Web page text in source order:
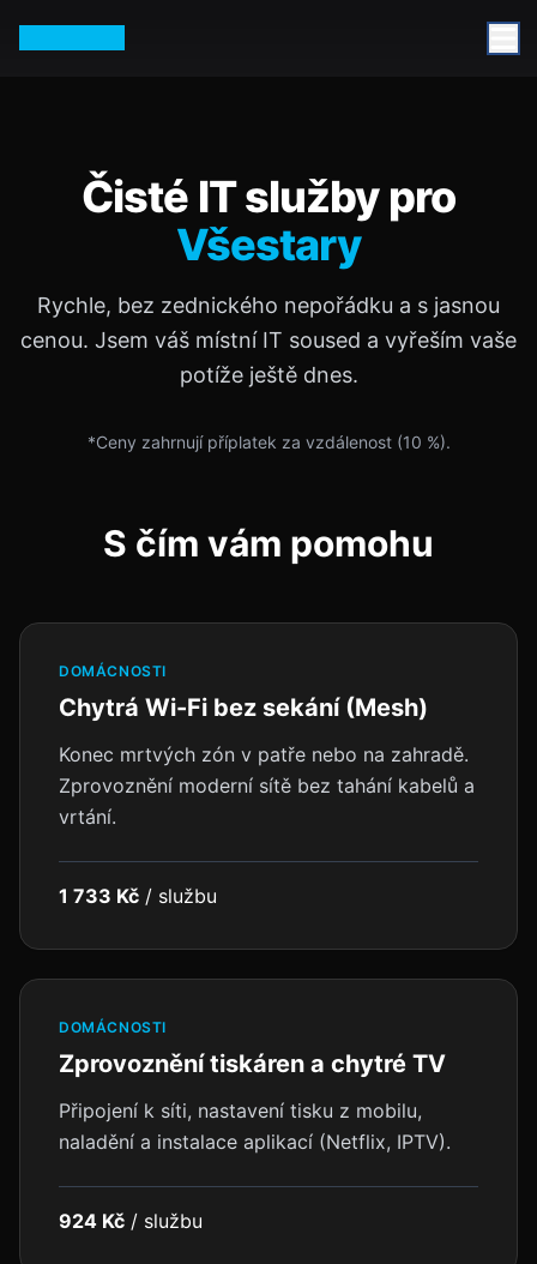
Čisté IT služby pro
Všestary
Rychle, bez zednického nepořádku a s jasnou
cenou. Jsem váš místní IT soused a vyřeším vaše
potíže ještě dnes.
*Ceny zahrnují příplatek za vzdálenost (10 %).
S čím vám pomohu
DOMÁCNOSTI
Chytrá Wi-Fi bez sekání (Mesh)
Konec mrtvých zón v patře nebo na zahradě.
Zprovoznění moderní sítě bez tahání kabelů a
vrtání.
1 733 Kč / službu
DOMÁCNOSTI
Zprovoznění tiskáren a chytré TV
Připojení k síti, nastavení tisku z mobilu,
naladění a instalace aplikací (Netflix, IPTV).
924 Kč / službu